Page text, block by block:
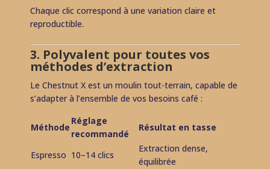
Chaque clic correspond à une variation claire et
reproductible.
3. Polyvalent pour toutes vos
méthodes d’extraction
Le Chestnut X est un moulin tout-terrain, capable de
s’adapter à l’ensemble de vos besoins café :
Méthode
Réglage
recommandé
Résultat en tasse
Espresso 10–14 clics
Extraction dense,
équilibrée